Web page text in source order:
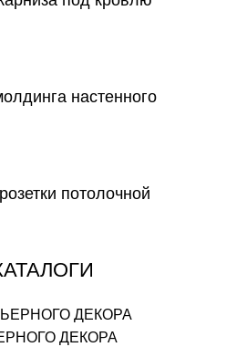
настенного
потолочной
ДЕКОРА